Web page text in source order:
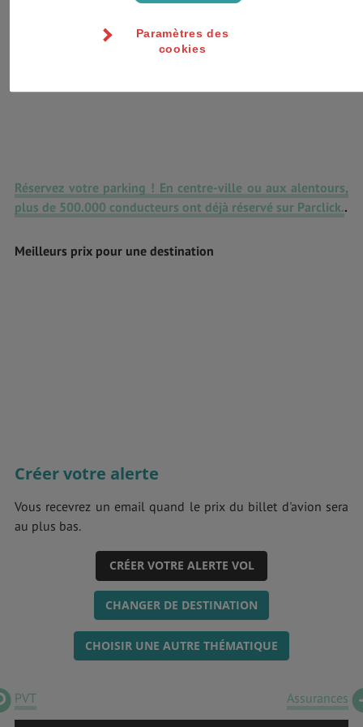
Réservez votre parking ! En centre-ville ou aux alentours,
plus de 500.000 conducteurs ont déjà réservé sur Parclick..
Meilleurs prix pour une destination
Créer votre alerte
Vous recevrez un email quand le prix du billet d'avion sera
au plus bas.
CRÉER VOTRE ALERTE VOL
CHANGER DE DESTINATION
CHOISIR UNE AUTRE THÉMATIQUE
PVT Assurances
Paramètres des
cookies